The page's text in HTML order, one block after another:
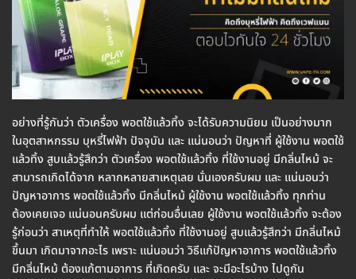
อย่างที่รู้กันว่า ตัวเครื่อง พอตใช้แล้วทิ้ง จะได้รับความนิยม เป็นอย่างมาก
ในอุตสาหกรรม บุหรี่ไฟฟ้า ปัจจุบัน และ แน่นอนว่า ปัญหาที่ ผู้ใช้งาน พอตใช้
แล้วทิ้ง สูบแล้วรู้สึกว่า ตัวเครื่อง พอตใช้แล้วทิ้ง ที่ใช้งานอยู่ มีกลิ่นไหม้ จะ
สามารถเกิดได้จาก หลากหลายสาเหตุเลย นั่นเองครับผม และ แน่นอนว่า
ปัญหาอาการ พอตใช้แล้วทิ้ง มีกลิ่นไหม้ ผู้ใช้งาน พอตใช้แล้วทิ้ง ทุกท่าน
ต้องเคยเจอ แน่นอนครับผม แต่ก่อนอื่นเลย ผู้ใช้งาน พอตใช้แล้วทิ้ง จะต้อง
รู้ก่อนว่า สาเหตุที่ทำให้ พอตใช้แล้วทิ้ง ที่ใช้งานอยู่ สูบแล้วรู้สึกว่า มีกลิ่นไหม้
ขึ้นมา เกิดมาจากอะไร เพราะ แน่นอนว่า วิธีแก้ปัญหาอาการ พอตใช้แล้วทิ้ง
มีกลิ่นไหม้ ต้องแก้ตามอาการ ที่เกิดครับ และ จะมีอะไรบ้าง ไปดูกัน